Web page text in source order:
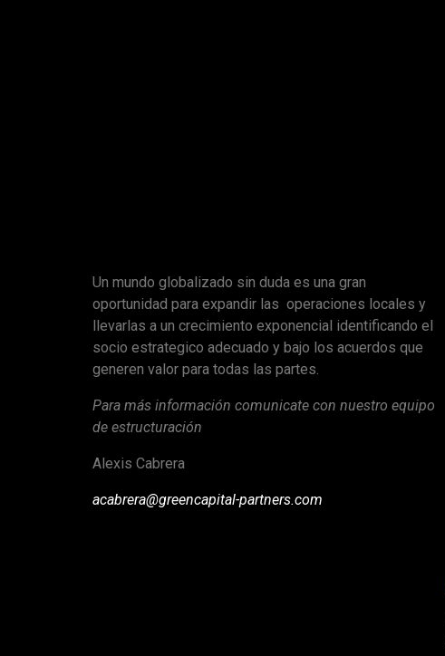
Un mundo globalizado sin duda es una gran
oportunidad para expandir las operaciones locales y
llevarlas a un crecimiento exponencial identificando el
socio estrategico adecuado y bajo los acuerdos que
generen valor para todas las partes.
Para más información comunicate con nuestro equipo
de estructuración
Alexis Cabrera
acabrera@greencapital-partners.com